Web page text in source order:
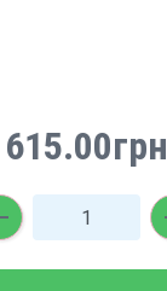
615.00грн